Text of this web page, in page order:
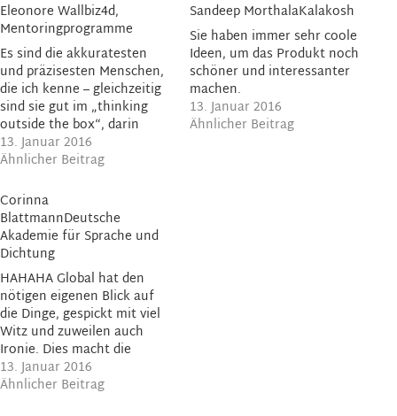
Eleonore Wallbiz4d,
Mentoringprogramme
Es sind die akkuratesten
und präzisesten Menschen,
die ich kenne – gleichzeitig
sind sie gut im „thinking
outside the box“, darin
Ideen zusammenzuführen,
auf die andere nicht
13. Januar 2016
Ähnlicher Beitrag
Sandeep MorthalaKalakosh
Sie haben immer sehr coole
Ideen, um das Produkt noch
schöner und interessanter
machen.
13. Januar 2016
Ähnlicher Beitrag
Corinna
BlattmannDeutsche
Akademie für Sprache und
Dichtung
HAHAHA Global hat den
nötigen eigenen Blick auf
die Dinge, gespickt mit viel
Witz und zuweilen auch
Ironie. Dies macht die
grafischen Arbeiten ganz
besonders reizvoll. Die
13. Januar 2016
Ähnlicher Beitrag